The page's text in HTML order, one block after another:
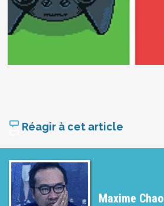
Réagir à cet article
Maxime Chao